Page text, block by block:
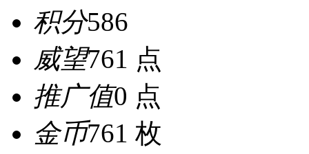
积分586
威望761 点
推广值0 点
金币761 枚